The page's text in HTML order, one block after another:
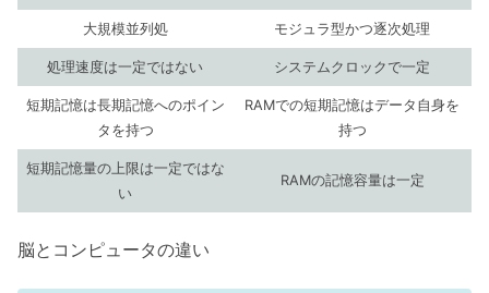
大規模並列処 モジュラ型かつ逐次処理
処理速度は一定ではない システムクロックで一定
短期記憶は長期記憶へのポイン
タを持つ
RAMでの短期記憶はデータ自身を
持つ
短期記憶量の上限は一定ではな
い
RAMの記憶容量は一定
脳とコンピュータの違い